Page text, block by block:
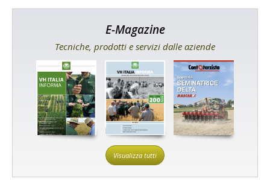
E-Magazine
Tecniche, prodotti e servizi dalle aziende
Visualizza tutti